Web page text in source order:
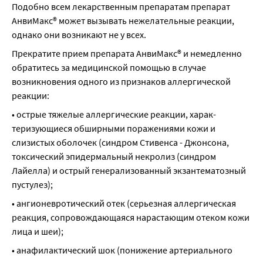
Подобно всем лекарственным препаратам препарат
АнвиМакс® может вызывать нежелательные реакции,
однако они возникают не у всех.
Прекратите прием препарата АнвиМакс® и немедленно
обратитесь за медицинской помощью в случае
возникновения одного из признаков аллергической
реакции:
• острые тяжелые аллергические реакции, харак-
теризующиеся обширными поражениями кожи и
слизистых оболочек (синдром Стивенса - Джонсона,
токсический эпидермальный некролиз (синдром
Лайелла) и острый генерализованный экзантематозный
пустулез);
• ангионевротический отек (серьезная аллергическая
реакция, сопровождающаяся нарастающим отеком кожи
лица и шеи);
• анафилактический шок (понижение артериального